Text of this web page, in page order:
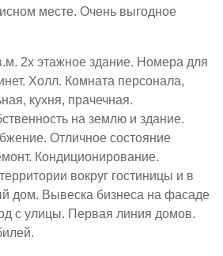
месте. Очень выгодное
2х этажное здание. Номера для
Холл. Комната персонала,
кухня, прачечная.
на землю и здание.
Отличное состояние
Кондиционирование.
вокруг гостиницы и в
дом. Вывеска бизнеса на фасаде
с улицы. Первая линия домов.